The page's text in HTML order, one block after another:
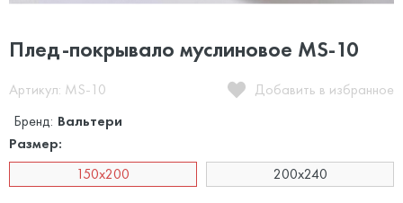
Плед-покрывало муслиновое MS-10
Артикул: MS-10
Добавить в избранное
Бренд: Вальтери
Размер:
150х200
200х240